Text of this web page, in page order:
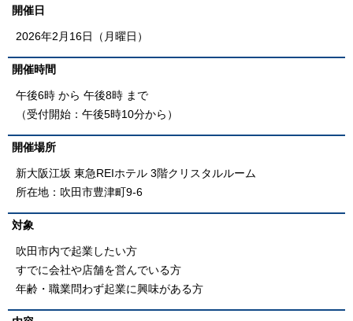
開催日
2026年2月16日（月曜日）
開催時間
午後6時 から 午後8時 まで
（受付開始：午後5時10分から）
開催場所
新大阪江坂 東急REIホテル 3階クリスタルルーム
所在地：吹田市豊津町9-6
対象
吹田市内で起業したい方
すでに会社や店舗を営んでいる方
年齢・職業問わず起業に興味がある方